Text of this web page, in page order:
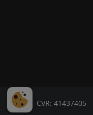
CVR: 41437405